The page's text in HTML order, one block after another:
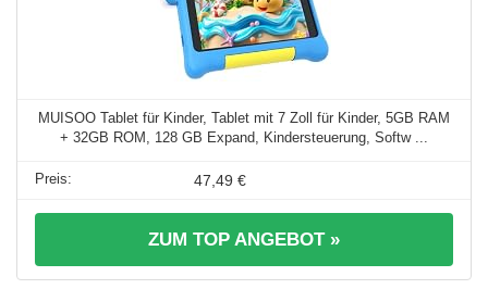
MUISOO Tablet für Kinder, Tablet mit 7 Zoll für Kinder, 5GB RAM
+ 32GB ROM, 128 GB Expand, Kindersteuerung, Softw ...
47,49 €
ZUM TOP ANGEBOT »